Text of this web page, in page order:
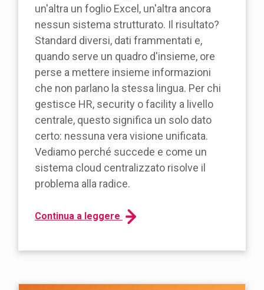
un'altra un foglio Excel, un'altra ancora
nessun sistema strutturato. Il risultato?
Standard diversi, dati frammentati e,
quando serve un quadro d'insieme, ore
perse a mettere insieme informazioni
che non parlano la stessa lingua. Per chi
gestisce HR, security o facility a livello
centrale, questo significa un solo dato
certo: nessuna vera visione unificata.
Vediamo perché succede e come un
sistema cloud centralizzato risolve il
problema alla radice.
Continua a leggere